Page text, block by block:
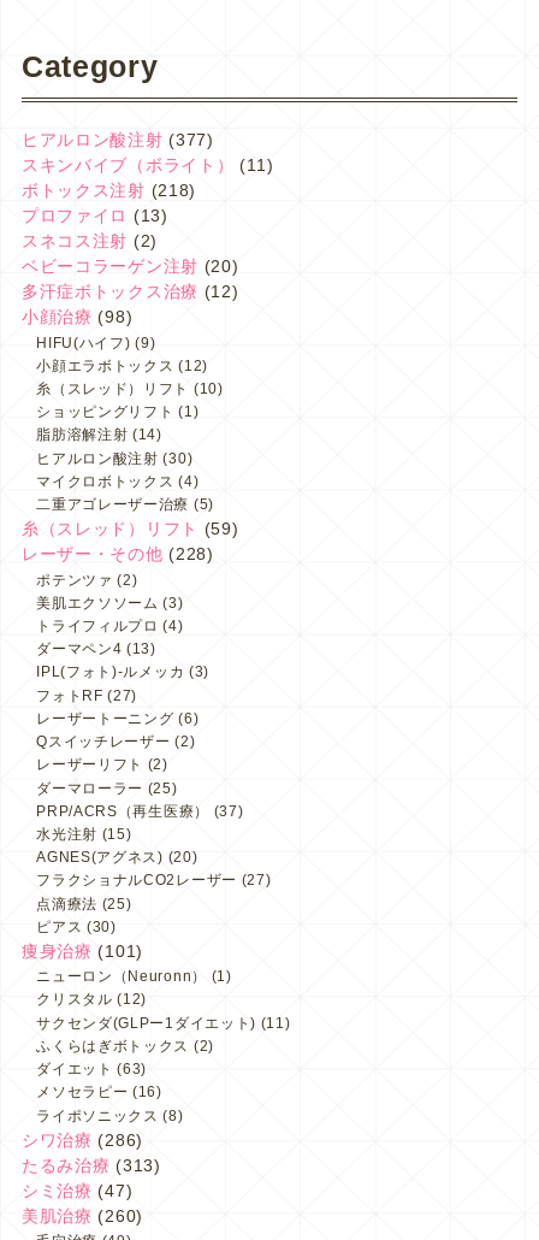
Category
ヒアルロン酸注射 (377)
スキンバイブ（ボライト）
(11)
ボトックス注射 (218)
プロファイロ (13)
スネコス注射 (2)
ベビーコラーゲン注射 (20)
多汗症ボトックス治療 (12)
小顔治療 (98)
HIFU(ハイフ) (9)
小顔エラボトックス (12)
糸（スレッド）リフト (10)
ショッピングリフト (1)
脂肪溶解注射 (14)
ヒアルロン酸注射 (30)
マイクロボトックス (4)
二重アゴレーザー治療 (5)
糸（スレッド）リフト
(59)
レーザー・その他 (228)
ポテンツァ (2)
美肌エクソソーム (3)
トライフィルプロ (4)
ダーマペン4 (13)
IPL(フォト)-ルメッカ (3)
フォトRF (27)
レーザートーニング (6)
Qスイッチレーザー (2)
レーザーリフト (2)
ダーマローラー (25)
PRP/ACRS（再生医療）
(37)
水光注射 (15)
AGNES(アグネス) (20)
フラクショナルCO2レーザー (27)
点滴療法 (25)
ピアス (30)
痩身治療 (101)
ニューロン（Neuronn）
(1)
クリスタル (12)
サクセンダ(GLPー1ダイエット) (11)
ふくらはぎボトックス (2)
ダイエット (63)
メソセラピー (16)
ライポソニックス (8)
シワ治療 (286)
たるみ治療 (313)
シミ治療 (47)
美肌治療 (260)